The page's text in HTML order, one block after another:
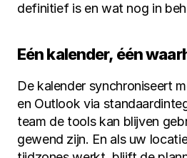
definitief is en wat nog in
Eén kalender, één
De kalender synchroniseert
en Outlook via
team de tools kan blijven
gewend zijn. En als uw